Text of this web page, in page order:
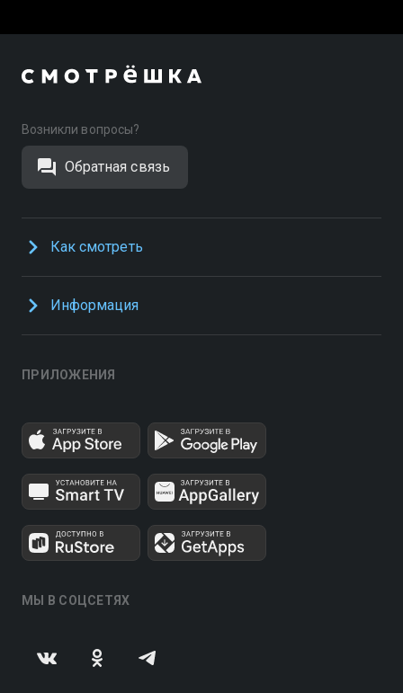
Возникли вопросы?
Обратная связь
Как смотреть
Информация
ПРИЛОЖЕНИЯ
МЫ В СОЦСЕТЯХ